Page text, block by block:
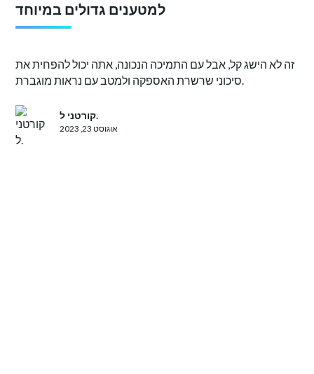
למטענים גדולים במיוחד
זה לא הישג קל, אבל עם התמיכה הנכונה, אתה יכול להפחית את
סיכוני שרשרת האספקה ולמטב עם נראות מוגברת.
קורטני ל.
אוגוסט 23, 2023